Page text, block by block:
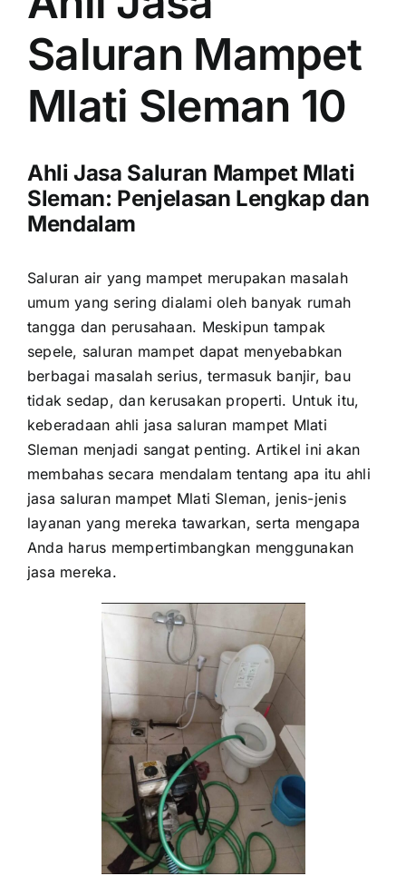
Saluran Mampet
Mlati Sleman 10
Ahli Jasa Saluran Mampet Mlati
Sleman: Penjelasan Lengkap dan
Mendalam
Saluran air yang mampet merupakan masalah
umum yang sering dialami oleh banyak rumah
tangga dan perusahaan. Meskipun tampak
sepele, saluran mampet dapat menyebabkan
berbagai masalah serius, termasuk banjir, bau
tidak sedap, dan kerusakan properti. Untuk itu,
keberadaan ahli jasa saluran mampet Mlati
Sleman menjadi sangat penting. Artikel ini akan
membahas secara mendalam tentang apa itu ahli
jasa saluran mampet Mlati Sleman, jenis-jenis
layanan yang mereka tawarkan, serta mengapa
Anda harus mempertimbangkan menggunakan
jasa mereka.